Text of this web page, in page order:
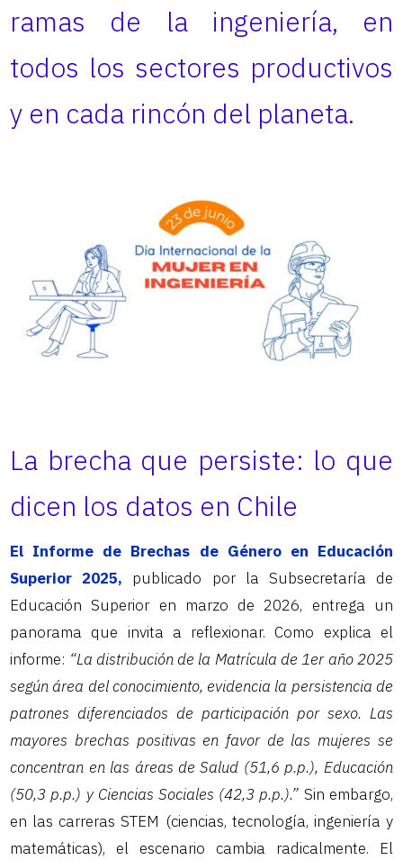
ramas de la ingeniería, en
todos los sectores productivos
y en cada rincón del planeta.
La brecha que persiste: lo que
dicen los datos en Chile
El Informe de Brechas de Género en Educación
Superior 2025, publicado por la Subsecretaría de
Educación Superior en marzo de 2026, entrega un
panorama que invita a reflexionar. Como explica el
informe: “La distribución de la Matrícula de 1er año 2025
según área del conocimiento, evidencia la persistencia de
patrones diferenciados de participación por sexo. Las
mayores brechas positivas en favor de las mujeres se
concentran en las áreas de Salud (51,6 p.p.), Educación
(50,3 p.p.) y Ciencias Sociales (42,3 p.p.).” Sin embargo,
en las carreras STEM (ciencias, tecnología, ingeniería y
matemáticas), el escenario cambia radicalmente. El